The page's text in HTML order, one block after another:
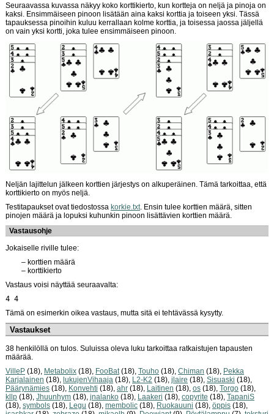
Seuraavassa kuvassa näkyy koko korttikierto, kun kortteja on neljä ja pinoja on
kaksi. Ensimmäiseen pinoon lisätään aina kaksi korttia ja toiseen yksi. Tässä
tapauksessa pinoihin kuluu kerrallaan kolme korttia, ja toisessa jaossa jäljellä
on vain yksi kortti, joka tulee ensimmäiseen pinoon.
Neljän lajittelun jälkeen korttien järjestys on alkuperäinen. Tämä tarkoittaa, että
korttikierto on myös neljä.
Testitapaukset ovat tiedostossa korkie.txt. Ensin tulee korttien määrä, sitten
pinojen määrä ja lopuksi kuhunkin pinoon lisättävien korttien määrä.
Vastausohje
Jokaiselle riville tulee:
korttien määrä
korttikierto
Vastaus voisi näyttää seuraavalta:
4 4
Tämä on esimerkin oikea vastaus, mutta sitä ei tehtävässä kysytty.
Vastaukset
38 henkilöllä on tulos. Suluissa oleva luku tarkoittaa ratkaistujen tapausten
määrää.
VilleP (18), Metabolix (18), FooBat(18), Touho (18), Chiman (18), Pekka
Karjalainen (18), lukujenVihaaja (18), L2-K2 (18), jlaire (18), Sisuaski (18),
Päärynämies (18), Konvehti (18), ahr (18), Laitinen (18), os (18), Torgo (18),
kllp (18), Jhuunhym (18), jnalanko (18), Laakeri (18), copyrite (18), TapaniS
(18), symbols (18), Legu (18), membolic (18), Ruokauuni (18), öppis (18),